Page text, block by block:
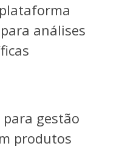
análises
gestão
produtos